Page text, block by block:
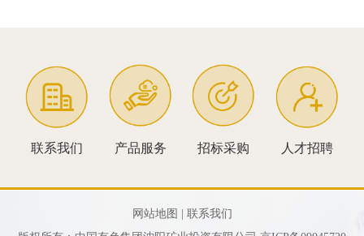
联系我们 产品服务 招标采购 人才招聘
网站地图 |
联系我们